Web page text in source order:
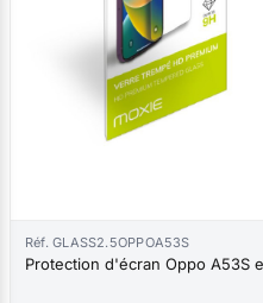
Réf. GLASS2.5OPPOA53S
Protection d'écran Oppo A53S